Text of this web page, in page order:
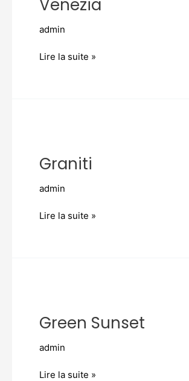
Venezia
admin
Lire la suite »
Graniti
admin
Lire la suite »
Green Sunset
admin
Lire la suite »